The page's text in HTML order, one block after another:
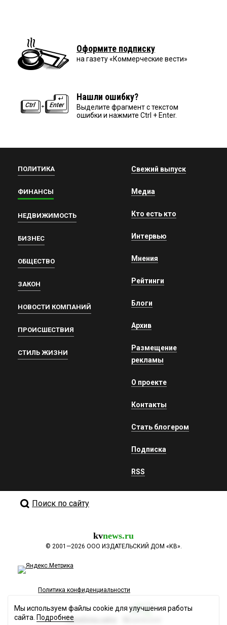
Оформите подписку
на газету «Коммерческие вести»
Нашли ошибку?
Выделите фрагмент с текстом
ошибки и нажмите Ctrl + Enter.
ПОЛИТИКА
ФИНАНСЫ
НЕДВИЖИМОСТЬ
БИЗНЕС
ОБЩЕСТВО
ЗАКОН
НОВОСТИ КОМПАНИЙ
ПРОИСШЕСТВИЯ
СТИЛЬ ЖИЗНИ
Свежий выпуск
Медиа
Кто есть кто
Интервью
Мнения
Рейтинги
Блоги
Архив
Размещение
рекламы
О проекте
Контакты
Стать блогером
Подписка
RSS
Поиск по сайту
kvnews.ru
© 2001—2026 ООО ИЗДАТЕЛЬСКИЙ ДОМ «КВ».
Политика конфиденциальности
Разработка сайта
Мы используем файлы cookie для улучшения работы
сайта. Подробнее